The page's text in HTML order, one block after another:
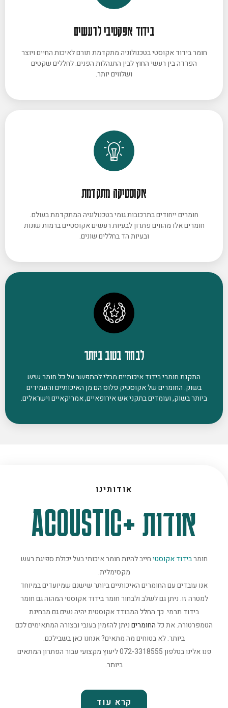
בידוד אפקטיבי לרעשים
חומר בידוד אקוסטי בטכנולוגיה מתקדמת תורם לאיכות החיים ויוצר
הפרדה בין רעשי החוץ לבין התנהלות הפנים. לחללים שקטים
ושלווים יותר.
אקוסטיקה מתקדמת
חומרים ייחודים בתרכובות גומי בטכנולוגיה המתקדמת בעולם.
חומרים אלו מהווים פתרון לבעיות רעשים אקוסטיים ברמות שונות
ובעיות הד בחללים שונים.
לבחור בטוב ביותר
התקנת חומרי בידוד איכותיים מבלי להתפשר על כל חומר שיש
בשוק. החומרים של אקוסטיק פלוס הם מן האיכותיים והעמידים
ביותר בשוק, ועומדים בתקני אש אירופאיים, אמריקאיים וישראלים.
אודותינו
אודות +ACOUSTIC
חומרבידוד אקוסטיחייב להיות חומר איכותי בעל יכולת ספיגת רעש
מקסימלית.
אנו עובדים עם החומרים האיכותיים ביותר שישנם שמיועדים במיוחד
למטרה זו. ניתן גם לשלב ולבחור חומר בידוד אקוסטי המהוה גם חומר
בידוד תרמי. כך החלל המבודד אקוסטית יהיה נעים גם מבחינת
הטמפרטורה. את כלהחומריםניתן להזמין בעובי ובצורה המתאימים לכם
ביותר. לא בטוחים מה מתאים? אנחנו כאן בשבילכם.
פנו אלינו בטלפון 072-3318555 ליעוץ מקצועי עבור הפתרון המתאים
ביותר.
קרא עוד